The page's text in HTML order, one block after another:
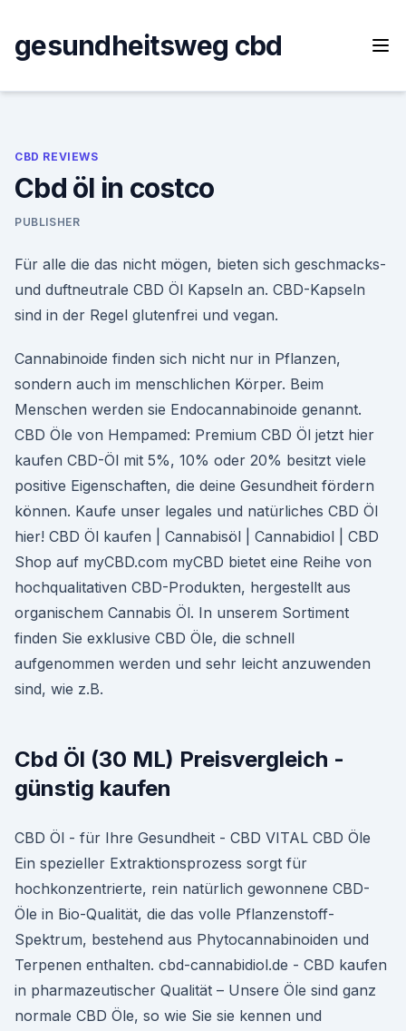
content
gesundheitsweg cbd
CBD REVIEWS
Cbd öl in costco
PUBLISHER
Für alle die das nicht mögen, bieten sich geschmacks-
und duftneutrale CBD Öl Kapseln an. CBD-Kapseln
sind in der Regel glutenfrei und vegan.
Cannabinoide finden sich nicht nur in Pflanzen,
sondern auch im menschlichen Körper. Beim
Menschen werden sie Endocannabinoide genannt.
CBD Öle von Hempamed: Premium CBD Öl jetzt hier
kaufen CBD-Öl mit 5%, 10% oder 20% besitzt viele
positive Eigenschaften, die deine Gesundheit fördern
können. Kaufe unser legales und natürliches CBD Öl
hier! CBD Öl kaufen | Cannabisöl | Cannabidiol | CBD
Shop auf myCBD.com myCBD bietet eine Reihe von
hochqualitativen CBD-Produkten, hergestellt aus
organischem Cannabis Öl. In unserem Sortiment
finden Sie exklusive CBD Öle, die schnell
aufgenommen werden und sehr leicht anzuwenden
sind, wie z.B.
Cbd Öl (30 ML) Preisvergleich -
günstig kaufen
CBD Öl - für Ihre Gesundheit - CBD VITAL CBD Öle
Ein spezieller Extraktionsprozess sorgt für
hochkonzentrierte, rein natürlich gewonnene CBD-
Öle in Bio-Qualität, die das volle Pflanzenstoff-
Spektrum, bestehend aus Phytocannabinoiden und
Terpenen enthalten. cbd-cannabidiol.de - CBD kaufen
in pharmazeutischer Qualität – Unsere Öle sind ganz
normale CBD Öle, so wie Sie sie kennen und